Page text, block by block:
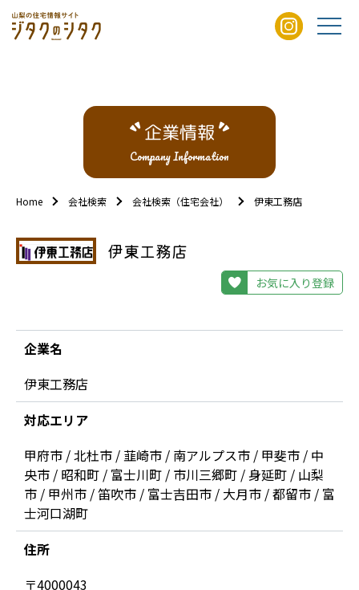
企業情報
Company Information
Home 会社検索 会社検索（住宅会社） 伊東工務店
伊東工務店
お気に入り登録
企業名
伊東工務店
対応エリア
甲府市 / 北杜市 / 韮崎市 / 南アルプス市 / 甲斐市 / 中
央市 / 昭和町 / 富士川町 / 市川三郷町 / 身延町 / 山梨
市 / 甲州市 / 笛吹市 / 富士吉田市 / 大月市 / 都留市 / 富
士河口湖町
住所
〒4000043